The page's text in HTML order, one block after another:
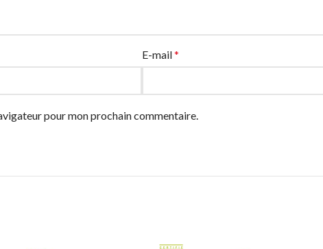
E-mail*
pour mon prochain commentaire.